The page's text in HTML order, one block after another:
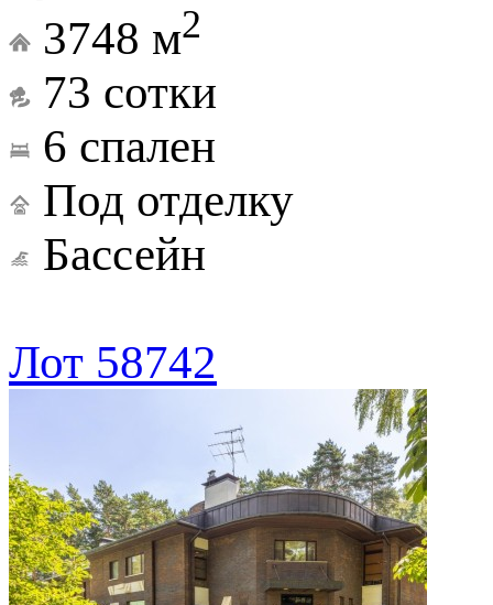
3748 м2
73 сотки
6 спален
Под отделку
Бассейн
Лот 58742